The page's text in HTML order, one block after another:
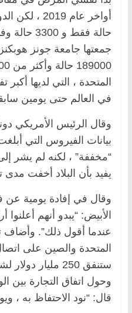
حالة فقط و
جمعتها جامعة جونز
المتحدة ، التي لديها أكبر
في العالم حتى يومين
وقال الرئيس الأمريكي
بيانات الفيروس التي
“مخففة” ، لكنه لم يشر إلى
يفيد بأن البلاد أخفت
وقال في إفادة يومية عن
الأبيض: “يبدو أنهم
عندما أقول ذلك”. وأضاف
المتحدة والصين على
ستنفق 250 مليار
وحول اتفاق التجارة بين
قال: “نود الاحتفاظ به ،